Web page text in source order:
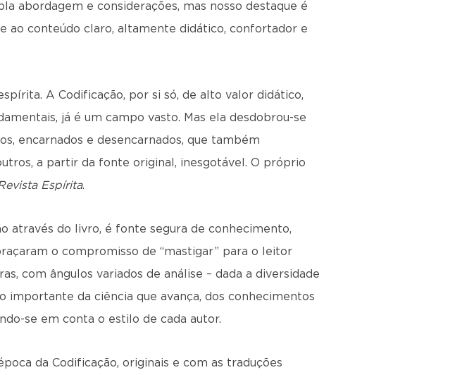
abordagem e considerações, mas nosso destaque é
ao conteúdo claro, altamente didático, confortador e
A Codificação, por si só, de alto valor didático,
já é um campo vasto. Mas ela desdobrou-se
encarnados e desencarnados, que também
a partir da fonte original, inesgotável. O próprio
Espírita.
através do livro, é fonte segura de conhecimento,
o compromisso de “mastigar” para o leitor
com ângulos variados de análise – dada a diversidade
da ciência que avança, dos conhecimentos
se em conta o estilo de cada autor.
da Codificação, originais e com as traduções